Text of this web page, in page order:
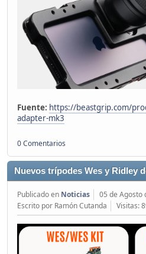
Fuente: https://beastgrip.com/
adapter-mk3
0 Comentarios
Nuevos trípodes Wes y Ridley
Publicado en Noticias
05 de Agosto
Escrito por Ramón Cutanda
Visitas: